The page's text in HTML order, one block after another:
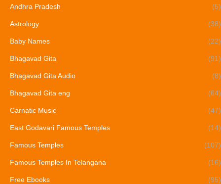
Andhra Pradesh (5)
Astrology (38)
Baby Names (22)
Bhagavad Gita (91)
Bhagavad Gita Audio (8)
Bhagavad Gita eng (64)
Carnatic Music (47)
East Godavari Famous Temples (14)
Famous Temples (107)
Famous Temples In Telangana (16)
Free Ebooks (95)